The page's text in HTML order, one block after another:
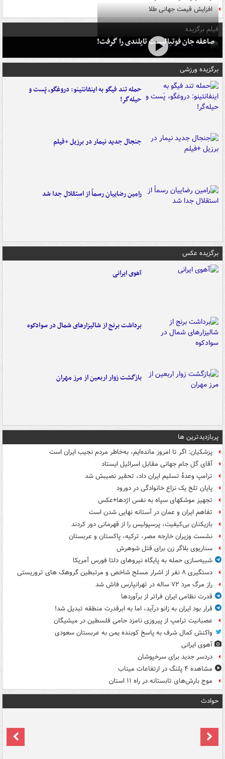
افزایش قیمت جهانی طلا
فیلم برگزیده
صاعقه جان فوتبالیست تایلندی را گرفت!
برگزیده ورزشی
حمله تند فیگو به اینفانتینو: دروغگو، پَست‌ و
حیله‌گر!
جنجال جدید نیمار در برزیل +فیلم
رامین رضاییان رسماً از استقلال جدا شد
برگزیده عکس
آهوی ایرانی
برداشت برنج از شالیزارهای شمال در سوادکوه
بازگشت زوار اربعین از مرز مهران
پربازدیدترین ها
پزشکیان: اگر تا امروز مانده‌ایم، به‌خاطر مردم نجیب ایران است
آقای گل جام جهانی مقابل اسرائیل ایستاد
ترامپ وعدۀ تسلیم ایران داد، تحقیر نصیبش شد
پایان تلخ یک نزاع خانوادگی در دورود
تجهیز موشکهای سپاه به نفس اژدها+عکس
تفاهم ایران و عمان در آستانه نهایی شدن است
بازیکنان بی‌کیفیت، پرسپولیس را از قهرمانی دور کردند
نشست وزیران خارجه مصر، ترکیه، پاکستان و عربستان
سناریوی بلاگر زن برای قتل شوهرش
شبیه‌سازی حمله به پایگاه نیروهای دلتا فورس آمریکا
دستگیری ۸ نفر از اشرار مسلح شاخص و مرتبطین گروهک های تروریستی
راز مرگ مرد ۷۲ ساله در تهرانپارس فاش شد
قدرت نظامی ایران فراتر از برآوردها
قرار بود ایران به زانو درآید، اما به ابرقدرت منطقه تبدیل شد!
عصبانیت ترامپ از پیروزی نامزد حامی فلسطین در میشیگان
واکنش کمال شرف به پاسخ کوبنده یمن به عربستان سعودی
آهوی ایرانی
دردسر جدید برای سرخپوشان
مشاهده ۴ پلنگ در ارتفاعات میناب
موج بارش‌های تابستانه در راه ۱۱ استان
حوادث